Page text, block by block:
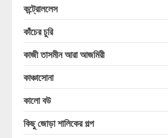
কন্ট্রোললেস
কাঁচের চুরি
কাজী তাসমীন আরা আজমিরী
কাঞ্চাসোনা
কালো বউ
কিছু জোড়া শালিকের গল্প